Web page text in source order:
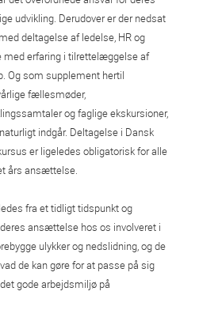
udvikling. Derudover er der nedsat
deltagelse af ledelse, HR og
med erfaring i tilrettelæggelse af
Og som supplement hertil
fællesmøder,
og faglige ekskursioner,
indgår. Deltagelse i Dansk
er ligeledes obligatorisk for alle
års ansættelse.
fra et tidligt tidspunkt og
ansættelse hos os involveret i
ulykker og nedslidning, og de
de kan gøre for at passe på sig
gode arbejdsmiljø på